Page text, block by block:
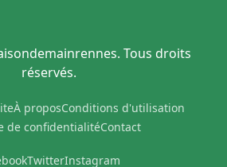
Tous droits
réservés.
À proposConditions d'utilisation
de confidentialitéContact
TwitterInstagram